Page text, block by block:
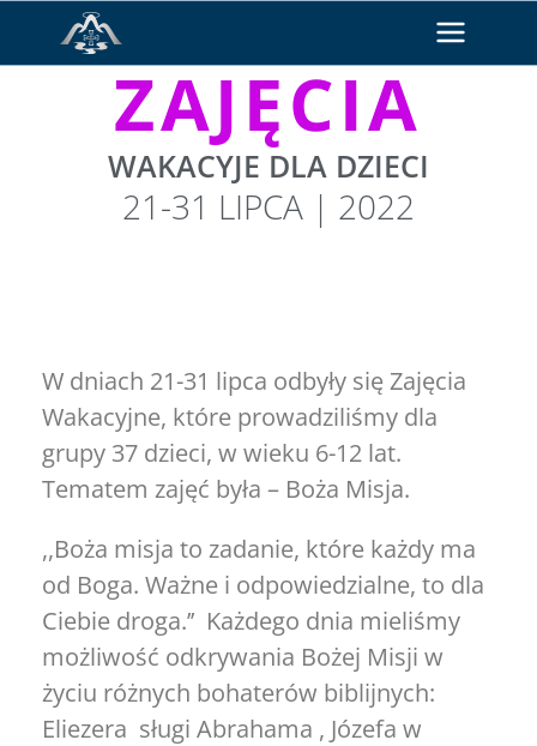
ZAJĘCIA
WAKACYJE DLA DZIECI
21-31 LIPCA | 2022
W dniach 21-31 lipca odbyły się Zajęcia
Wakacyjne, które prowadziliśmy dla
grupy 37 dzieci, w wieku 6-12 lat.
Tematem zajęć była – Boża Misja.
,,Boża misja to zadanie, które każdy ma
od Boga. Ważne i odpowiedzialne, to dla
Ciebie droga.’’ Każdego dnia mieliśmy
możliwość odkrywania Bożej Misji w
życiu różnych bohaterów biblijnych:
Eliezera sługi Abrahama , Józefa w